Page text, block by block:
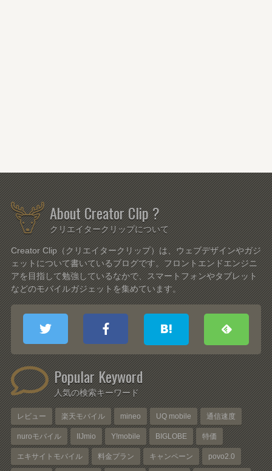
About Creator Clip ?
クリエイタークリップについて
Creator Clip（クリエイタークリップ）は、ウェブデザインやガジ
ェットについて書いているブログです。フロントエンドエンジニ
アを目指して勉強しているなかで、スマートフォンやタブレット
などのモバイルガジェットを集めています。
Popular Keyword
人気の検索キーワード
レビュー 楽天モバイル mineo UQ mobile 通信速度
nuroモバイル IIJmio Y!mobile BIGLOBE 特価
エキサイトモバイル 料金プラン キャンペーン povo2.0